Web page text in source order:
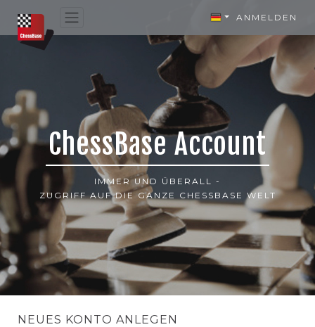
ANMELDEN
ChessBase Account
IMMER UND ÜBERALL -
ZUGRIFF AUF DIE GANZE CHESSBASE WELT
NEUES KONTO ANLEGEN